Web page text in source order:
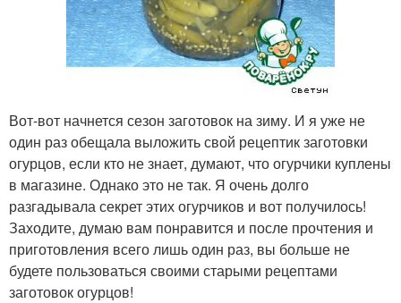
Вот-вот начнется сезон заготовок на зиму. И я уже не
один раз обещала выложить свой рецептик заготовки
огурцов, если кто не знает, думают, что огурчики куплены
в магазине. Однако это не так. Я очень долго
разгадывала секрет этих огурчиков и вот получилось!
Заходите, думаю вам понравится и после прочтения и
приготовления всего лишь один раз, вы больше не
будете пользоваться своими старыми рецептами
заготовок огурцов!